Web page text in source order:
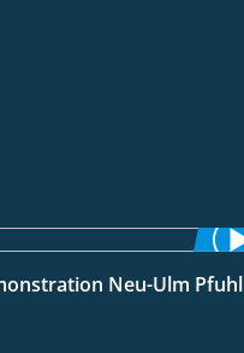
7:10
Neu-Ulm Pfuhl